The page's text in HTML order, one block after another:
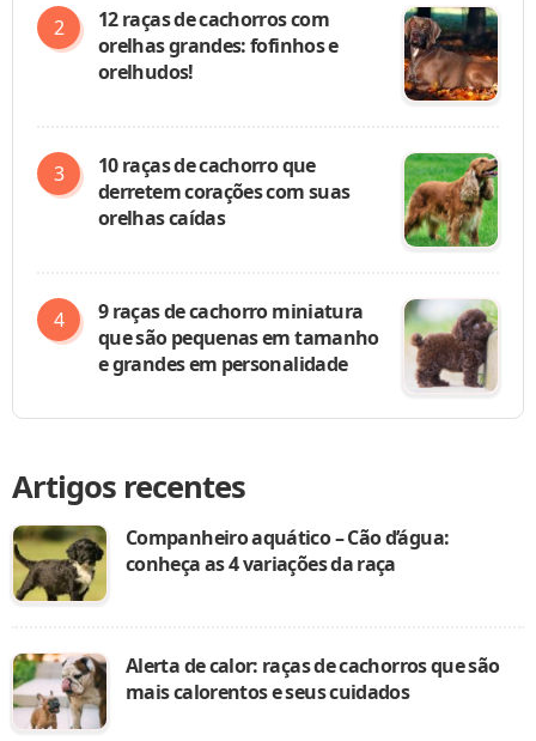
12 raças de cachorros com
orelhas grandes: fofinhos e
orelhudos!
10 raças de cachorro que
derretem corações com suas
orelhas caídas
9 raças de cachorro miniatura
que são pequenas em tamanho
e grandes em personalidade
Artigos recentes
Companheiro aquático – Cão d’água:
conheça as 4 variações da raça
Alerta de calor: raças de cachorros que são
mais calorentos e seus cuidados